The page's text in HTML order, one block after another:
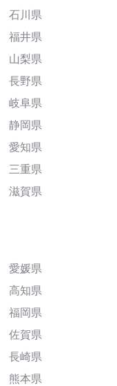
石川県
福井県
山梨県
長野県
岐阜県
静岡県
愛知県
三重県
滋賀県
愛媛県
高知県
福岡県
佐賀県
長崎県
熊本県